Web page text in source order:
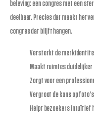
beleving: een congres met een
deelbaar. Precies dat maakt het
congres dat blijft hangen.
Versterkt de
Maakt ruimtes
Zorgt voor een
Vergroot de kans op
Helpt bezoekers intuïtief